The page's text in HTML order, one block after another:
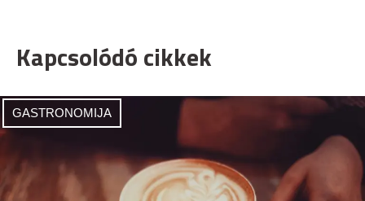
Kapcsolódó cikkek
GASTRONOMIJA